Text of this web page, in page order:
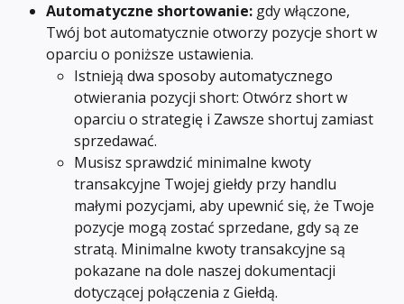
Automatyczne shortowanie: gdy włączone,
Twój bot automatycznie otworzy pozycje short w
oparciu o poniższe ustawienia.
Istnieją dwa sposoby automatycznego
otwierania pozycji short: Otwórz short w
oparciu o strategię i Zawsze shortuj zamiast
sprzedawać.
Musisz sprawdzić minimalne kwoty
transakcyjne Twojej giełdy przy handlu
małymi pozycjami, aby upewnić się, że Twoje
pozycje mogą zostać sprzedane, gdy są ze
stratą. Minimalne kwoty transakcyjne są
pokazane na dole naszej dokumentacji
dotyczącej połączenia z Giełdą.